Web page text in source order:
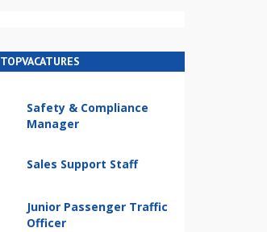
TOPVACATURES
Safety & Compliance
Manager
Sales Support Staff
Junior Passenger Traffic
Officer